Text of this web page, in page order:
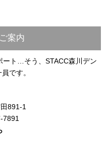
案内
ート…そう、STACC森川デン
です。
891-1
7891